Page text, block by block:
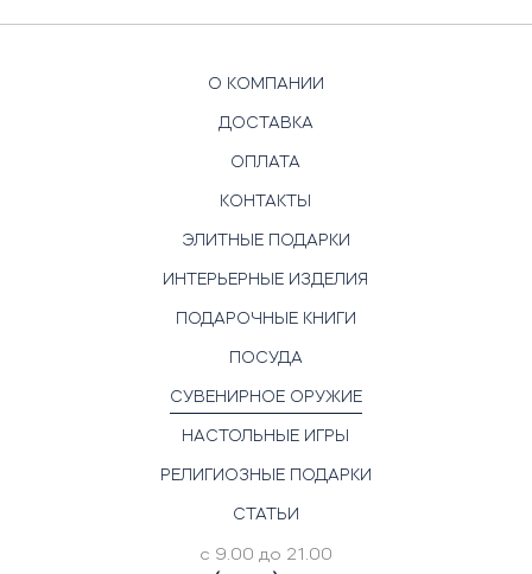
О КОМПАНИИ
ДОСТАВКА
ОПЛАТА
КОНТАКТЫ
ЭЛИТНЫЕ ПОДАРКИ
ИНТЕРЬЕРНЫЕ ИЗДЕЛИЯ
ПОДАРОЧНЫЕ КНИГИ
ПОСУДА
СУВЕНИРНОЕ ОРУЖИЕ
НАСТОЛЬНЫЕ ИГРЫ
РЕЛИГИОЗНЫЕ ПОДАРКИ
СТАТЬИ
с 9.00 до 21.00